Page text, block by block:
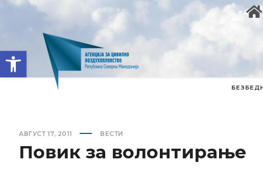
Open toolbar
АВГУСТ 17, 2011 ВЕСТИ
Повик за волонтирање